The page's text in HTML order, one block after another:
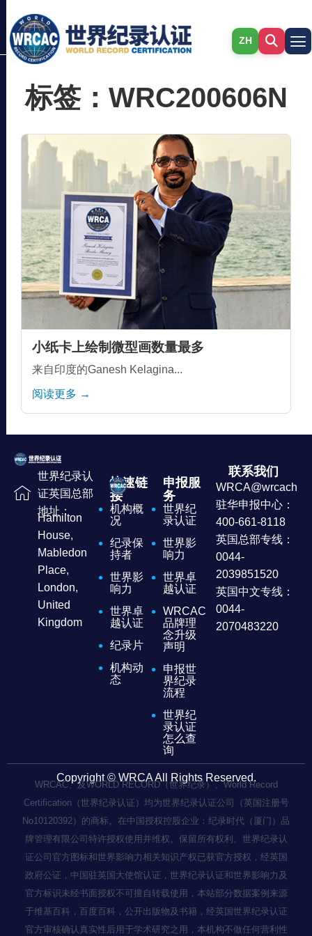
ZH
标签：WRC200606N
小纸卡上绘制微型画数量最多
来自印度的Ganesh Kelagina...
阅读更多 →
世界纪录认
证英国总部
地址：
Hamilton
House,
Mabledon
Place,
London,
United
Kingdom
快速链
接
机构概
况
纪录保
持者
世界影
响力
世界卓
越认证
纪录片
机构动
态
申报服
务
世界纪
录认证
世界影
响力
世界卓
越认证
WRCAC
品牌理
念升级
声明
申报世
界纪录
流程
世界纪
录认证
怎么查
询
联系我们
驻华申报中心：
400-661-8118
英国总部专线：
0044-
2039851520
英国中文专线：
0044-
2070483220
Copyright © WRCA All Rights Reserved.
WRCAC、及WORLD RECORD（世界纪录）、World Record
Certification（世界纪录认证）均为世界纪录认证公司（英国注册号
No10120392）的商标。在中国授权控股企业：纪录时代（厦门）品
牌管理有限公司特许授权使用并维权。保留所有权利。世界纪录认
证公司官方图标和世界影响力相关知识产权已获官方授权，经英国
政府公证，中国驻英国大使馆认证，世界纪录认证和世界影响力及
官方标识未经书面授权不可擅自转载使用，本站部分数据案例来源
于维基百科，百度百科，公开出版物及书籍，经英国世界纪录认证
官方审核确认真实性后用于学术研究之用，本机构不做任何营利性